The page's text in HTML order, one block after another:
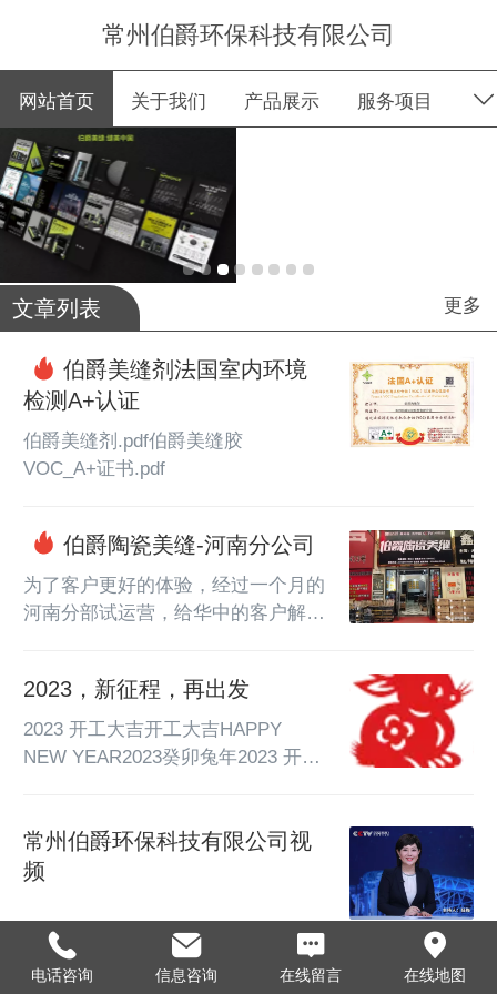
常州伯爵环保科技有限公司
网站首页 关于我们 产品展示 服务项目
新闻动态
客户留言 联系我们
文章列表 更多
伯爵美缝剂法国室内环境
检测A+认证
伯爵美缝剂.pdf伯爵美缝胶
VOC_A+证书.pdf
伯爵陶瓷美缝-河南分公司
为了客户更好的体验，经过一个月的
河南分部试运营，给华中的客户解决
城8B-1-475，郑州地处中国华中地
区、黄河下游、中原腹地、河南中部
偏北。仓储中心可覆盖到河南、湖
2023，新征程，再出发
2023 开工大吉开工大吉HAPPY
NEW YEAR2023癸卯兔年2023 开工
行大运无烦恼兔来运转HAPPY
CHINESE NEW YEAR岁序更替，华
又一同迎来崭新的2023。新的一年，
新的起点，新的征程。新的征程任重
道远，新的使命催人奋进。伯爵美缝
常州伯爵环保科技有限公司视
频
伯爵美缝剂-国家权威检测质量
电话咨询 信息咨询 在线留言 在线地图